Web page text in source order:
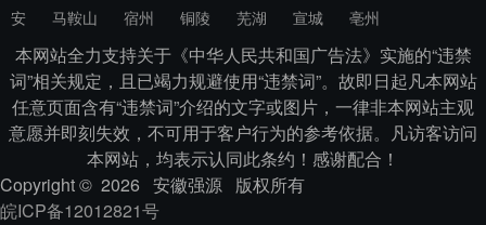
安
马鞍山 宿州 铜陵 芜湖 宣城 亳州
本网站全力支持关于《中华人民共和国广告法》实施的“违禁
词”相关规定，且已竭力规避使用“违禁词”。故即日起凡本网站
任意页面含有“违禁词”介绍的文字或图片，一律非本网站主观
意愿并即刻失效，不可用于客户行为的参考依据。凡访客访问
本网站，均表示认同此条约！感谢配合！
Copyright © 2026 安徽强源 版权所有
皖ICP备12012821号